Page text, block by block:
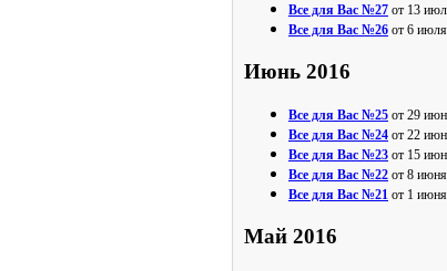
Все для Вас №27 от 13
Все для Вас №26 от 6
Июнь 2016
Все для Вас №25 от 29
Все для Вас №24 от 22
Все для Вас №23 от 15
Все для Вас №22 от 8
Все для Вас №21 от 1
Май 2016